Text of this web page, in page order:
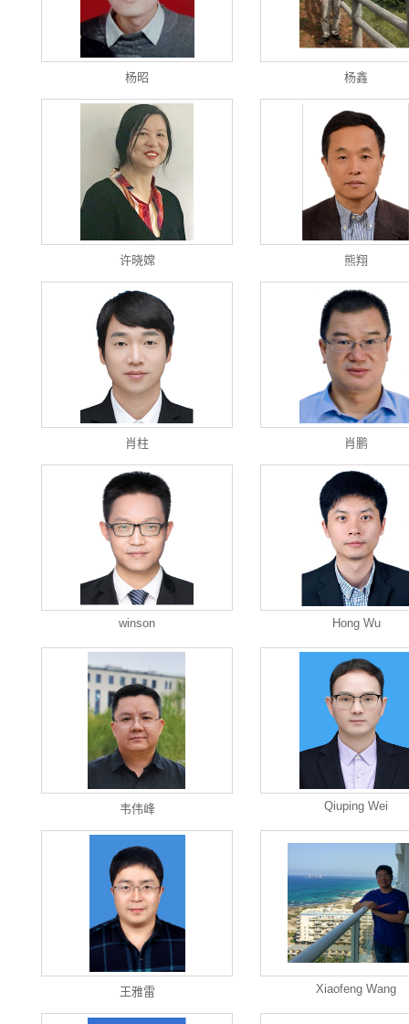
杨昭 杨鑫
许晓嫦 熊翔
肖柱 肖鹏
winson Hong Wu
韦伟峰 Qiuping Wei
王雅雷 Xiaofeng Wang